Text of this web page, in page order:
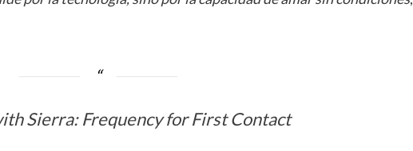
Sierra: Frequency for First Contact